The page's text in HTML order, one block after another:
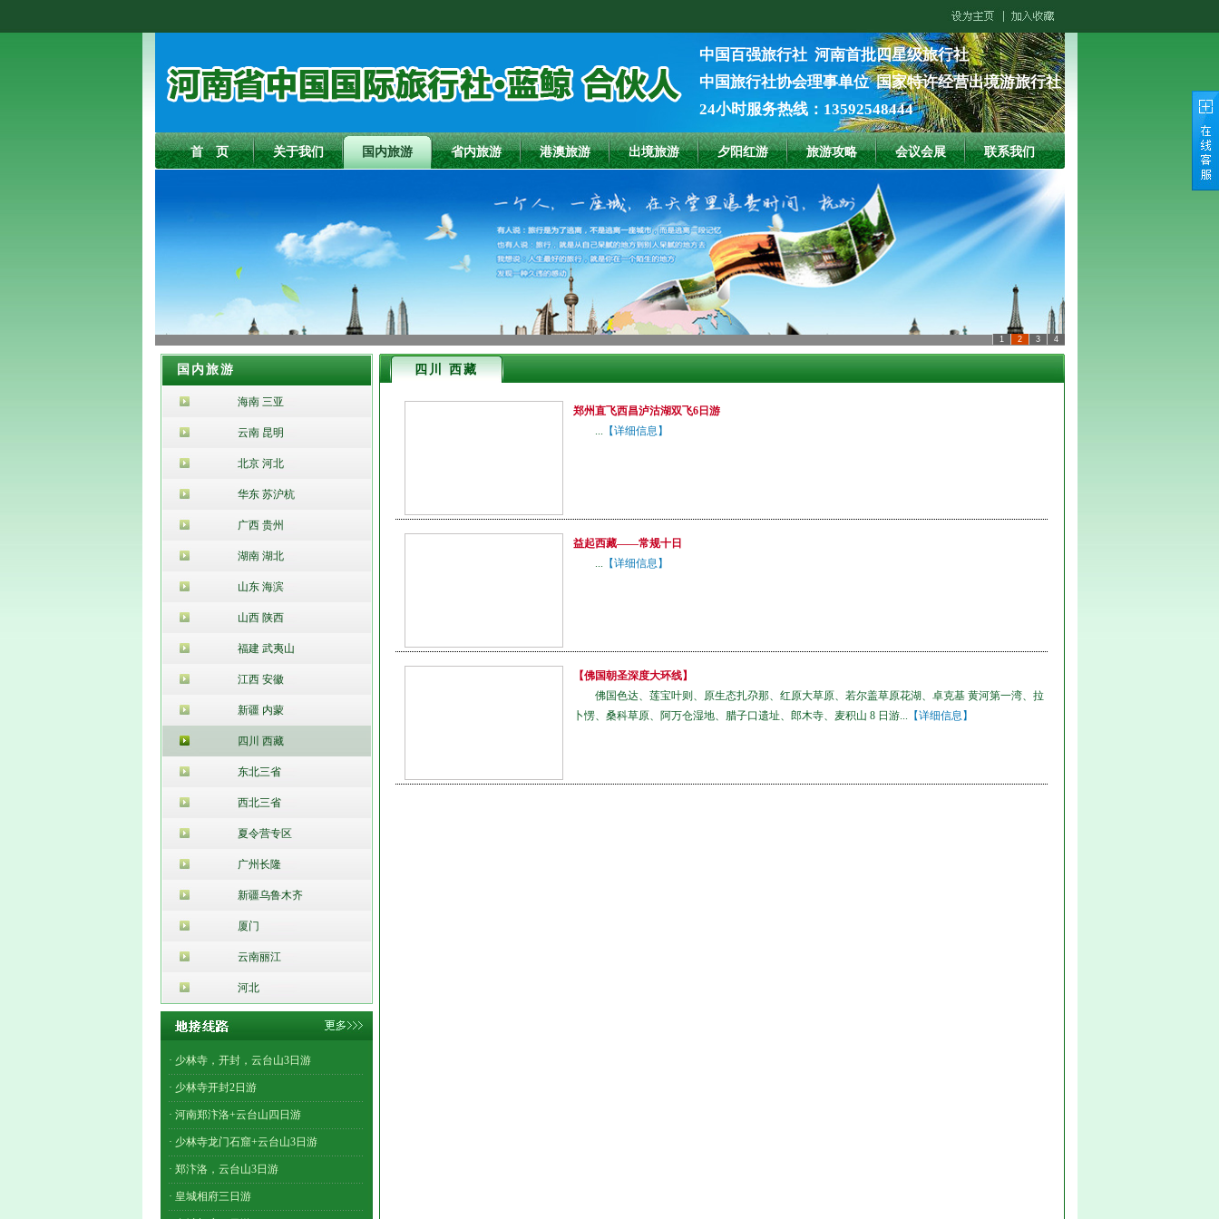
中国百强旅行社 河南首批四星级旅行社
中国旅行社协会理事单位 国家特许经营出境游旅行社
24小时服务热线：13592548444
首 页 关于我们 国内旅游 省内旅游 港澳旅游 出境旅游 夕阳红游 旅游攻略 会议会展 联系我们
1 2 3 4
国内旅游
海南 三亚
云南 昆明
北京 河北
华东 苏沪杭
广西 贵州
湖南 湖北
山东 海滨
山西 陕西
福建 武夷山
江西 安徽
新疆 内蒙
四川 西藏
东北三省
西北三省
夏令营专区
广州长隆
新疆乌鲁木齐
厦门
云南丽江
河北
· 少林寺，开封，云台山3日游
· 少林寺开封2日游
· 河南郑汴洛+云台山四日游
· 少林寺龙门石窟+云台山3日游
· 郑汴洛，云台山3日游
· 皇城相府三日游
四川 西藏
郑州直飞西昌泸沽湖双飞6日游
... 【详细信息】
益起西藏——常规十日
... 【详细信息】
【佛国朝圣深度大环线】
佛国色达、莲宝叶则、原生态扎尕那、红原大草原、若尔盖草原花湖、卓克基 黄河第一湾、拉
卜愣、桑科草原、阿万仓湿地、腊子口遗址、郎木寺、麦积山 8 日游... 【详细信息】